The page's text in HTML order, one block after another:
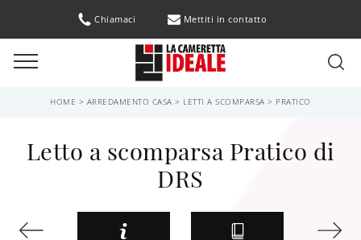
Chiamaci Mettiti in contatto
HOME > ARREDAMENTO CASA > LETTI A SCOMPARSA > PRATICO
Letto a scomparsa Pratico di
DRS